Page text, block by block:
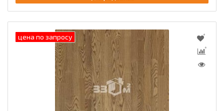
цена по запросу